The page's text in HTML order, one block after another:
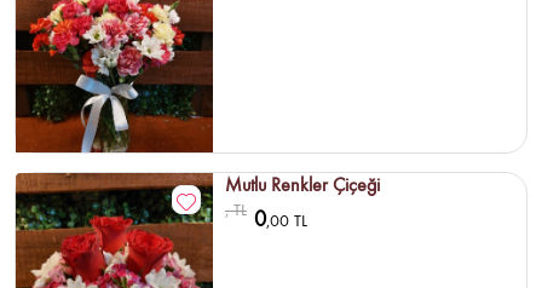
Mutlu Renkler Çiçeği
, TL 0,00 TL